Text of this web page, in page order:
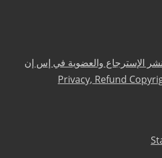
الإسترجاع والعضوية في إس إن
Privacy, Refund